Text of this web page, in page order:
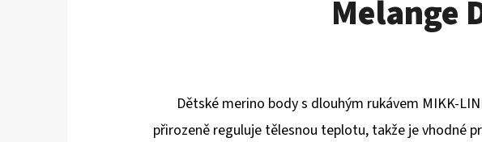
Melange
Dětské merino body s dlouhým rukávem MIKK-
přirozeně reguluje tělesnou teplotu, takže je vhodné